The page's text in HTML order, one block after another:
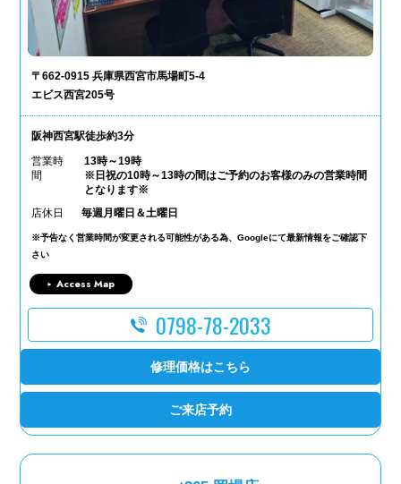
〒662-0915 兵庫県西宮市馬場町5-4
エビス西宮205号
阪神西宮駅徒歩約3分
営業時
間
13時～19時
※日祝の10時～13時の間はご予約のお客様のみの営業時間
となります※
店休日
毎週月曜日＆土曜日
※予告なく営業時間が変更される可能性がある為、Googleにて最新情報をご確認下
さい
Access Map
0798-78-2033
修理価格はこちら
ご来店予約